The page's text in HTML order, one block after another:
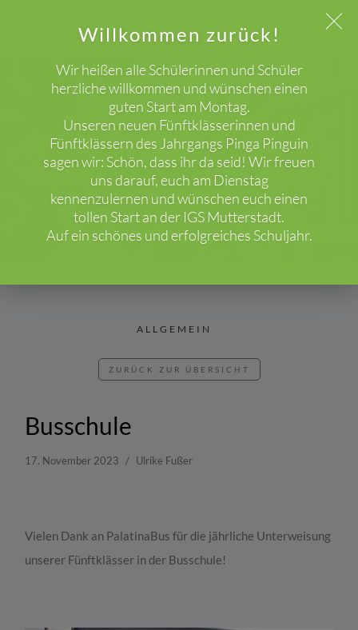
Willkommen zurück!
Wir heißen alle Schülerinnen und Schüler
herzliche willkommen und wünschen einen
guten Start am Montag.
Unseren neuen Fünftklässerinnen und
Fünftklässern des Jahrgangs Pinga Pinguin
sagen wir: Schön, dass ihr da seid! Wir freuen
uns darauf, euch am Dienstag
kennenzulernen und wünschen euch einen
tollen Start an der IGS Mutterstadt.
Auf ein schönes und erfolgreiches Schuljahr.
Aktuelles HOME BLOG ALLGEMEIN
ALLGEMEIN
ZURÜCK ZUR ÜBERSICHT
Busschule
17. November 2023 Ulrike Fußer
Vielen Dank an PalatinaBus für die jährliche Unterweisung
unserer Fünftklässer in der Busschule!